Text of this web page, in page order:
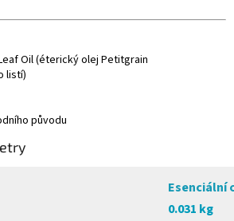
Oil (éterický olej Petitgrain
listí)
původu
Esenciální
0.031 kg